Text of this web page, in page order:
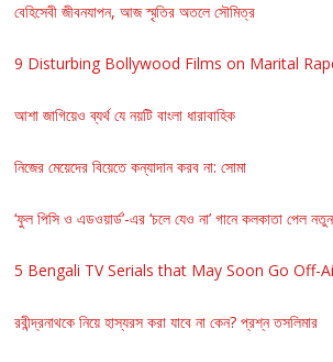
বেহিসেবী জীবনযাপন, আজ স্মৃতির অতলে সৌমিত্র
9 Disturbing Bollywood Films on Marital
আশা জাগিয়েও ব্যর্থ যে নয়টি বাংলা ধারাবাহিক
নিজের মেয়েদের বিয়েতে কন্যাদান করব না: সোমা
‘ফুল পিসি ও এডওয়ার্ড’-এর ‘চলে যেও না’ গানে কলকাতা পেল
5 Bengali TV Serials that May Soon Go Off-
রবীন্দ্রনাথকে নিয়ে হাস্যরস করা যাবে না কেন? প্রশ্ন তসলিমার